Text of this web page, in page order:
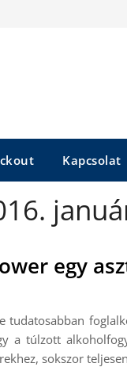
Kapcsolat
egy
tudatosabban
a túlzott
sokszor